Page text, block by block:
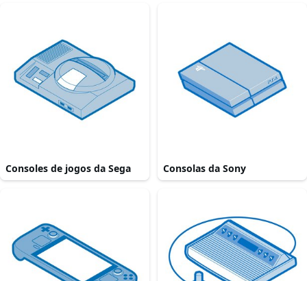
Consoles de jogos da Sega Consolas da Sony